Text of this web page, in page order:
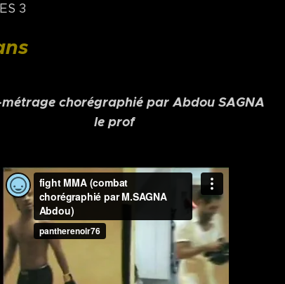
3
chorégraphié par Abdou SAGNA
le prof